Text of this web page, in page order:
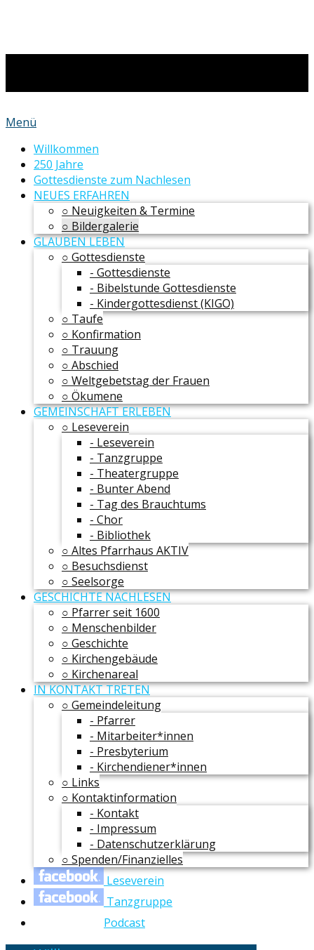
Menü
Willkommen
250 Jahre
Gottesdienste zum Nachlesen
NEUES ERFAHREN
○ Neuigkeiten & Termine
○ Bildergalerie
GLAUBEN LEBEN
○ Gottesdienste
- Gottesdienste
- Bibelstunde Gottesdienste
- Kindergottesdienst (KIGO)
○ Taufe
○ Konfirmation
○ Trauung
○ Abschied
○ Weltgebetstag der Frauen
○ Ökumene
GEMEINSCHAFT ERLEBEN
○ Leseverein
- Leseverein
- Tanzgruppe
- Theatergruppe
- Bunter Abend
- Tag des Brauchtums
- Chor
- Bibliothek
○ Altes Pfarrhaus AKTIV
○ Besuchsdienst
○ Seelsorge
GESCHICHTE NACHLESEN
○ Pfarrer seit 1600
○ Menschenbilder
○ Geschichte
○ Kirchengebäude
○ Kirchenareal
IN KONTAKT TRETEN
○ Gemeindeleitung
- Pfarrer
- Mitarbeiter*innen
- Presbyterium
- Kirchendiener*innen
○ Links
○ Kontaktinformation
- Kontakt
- Impressum
- Datenschutzerklärung
○ Spenden/Finanzielles
Leseverein
Tanzgruppe
Podcast